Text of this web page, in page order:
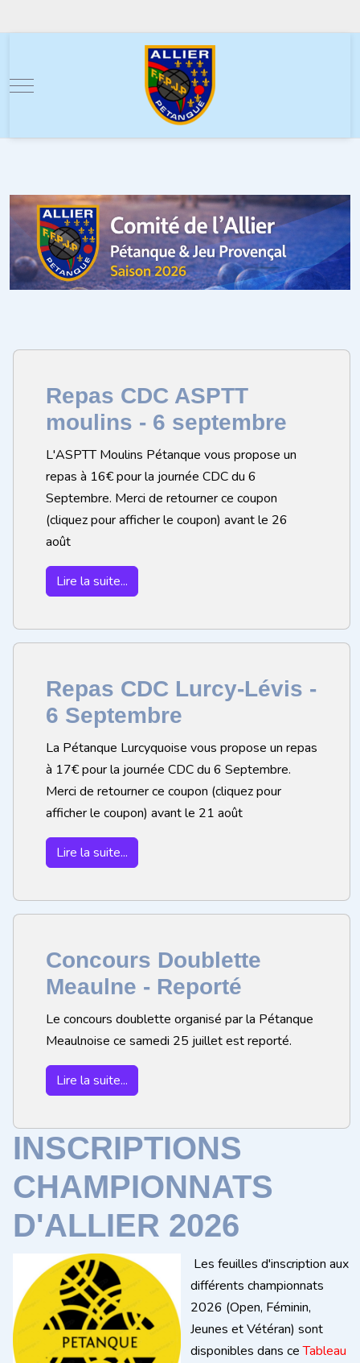
Mobile Menu Toggle
Repas CDC ASPTT
moulins - 6 septembre
L'ASPTT Moulins Pétanque vous propose un
repas à 16€ pour la journée CDC du 6
Septembre. Merci de retourner ce coupon
(cliquez pour afficher le coupon) avant le 26
août
Lire la suite...
Repas CDC Lurcy-Lévis -
6 Septembre
La Pétanque Lurcyquoise vous propose un repas
à 17€ pour la journée CDC du 6 Septembre.
Merci de retourner ce coupon (cliquez pour
afficher le coupon) avant le 21 août
Lire la suite...
Concours Doublette
Meaulne - Reporté
Le concours doublette organisé par la Pétanque
Meaulnoise ce samedi 25 juillet est reporté.
Lire la suite...
INSCRIPTIONS
CHAMPIONNATS
D'ALLIER 2026
Les feuilles d'inscription aux
différents championnats
2026 (Open, Féminin,
Jeunes et Vétéran) sont
disponibles dans ceTableau